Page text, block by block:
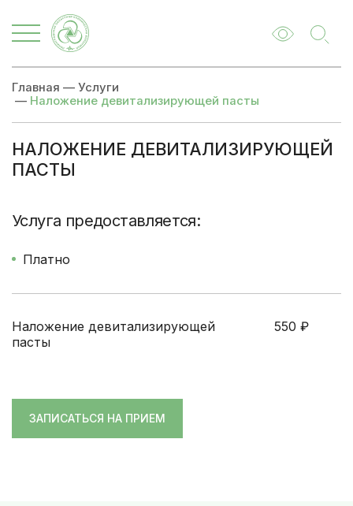
Главная — Услуги
— Наложение девитализирующей пасты
НАЛОЖЕНИЕ ДЕВИТАЛИЗИРУЮЩЕЙ
ПАСТЫ
Цены Записаться
Услуга предоставляется:
Платно
Наложение девитализирующей
пасты
550 ₽
ЗАПИСАТЬСЯ НА ПРИЕМ